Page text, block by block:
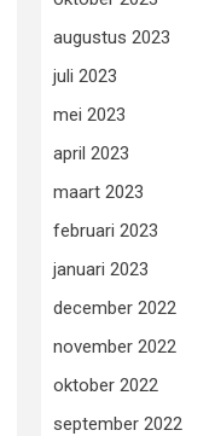
augustus 2023
juli 2023
mei 2023
april 2023
maart 2023
februari 2023
januari 2023
december 2022
november 2022
oktober 2022
september 2022